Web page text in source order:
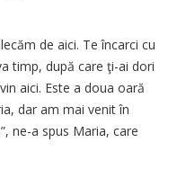
de aici. Te încarci cu
timp, după care ţi-ai dori
aici. Este a doua oară
dar am mai venit în
ne-a spus Maria, care